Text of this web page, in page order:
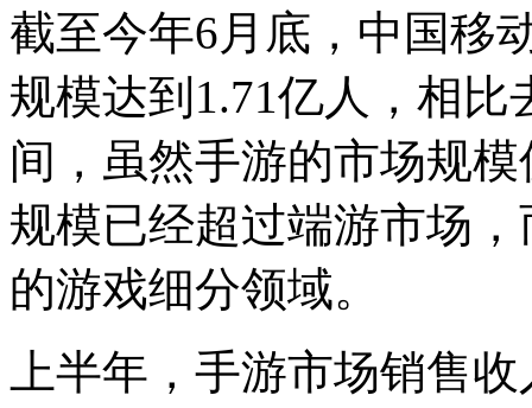
截至今年6月底，中国移
规模达到1.71亿人，相比
间，虽然手游的市场规
规模已经超过端游市场
的游戏细分领域。
上半年，手游市场销售